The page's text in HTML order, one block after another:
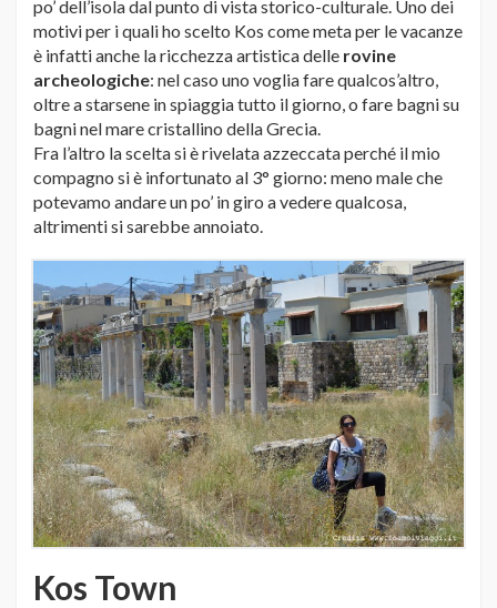
po’ dell’isola dal punto di vista storico-culturale. Uno dei
motivi per i quali ho scelto Kos come meta per le vacanze
è infatti anche la ricchezza artistica delle rovine
archeologiche: nel caso uno voglia fare qualcos’altro,
oltre a starsene in spiaggia tutto il giorno, o fare bagni su
bagni nel mare cristallino della Grecia.
Fra l’altro la scelta si è rivelata azzeccata perché il mio
compagno si è infortunato al 3° giorno: meno male che
potevamo andare un po’ in giro a vedere qualcosa,
altrimenti si sarebbe annoiato.
Kos Town